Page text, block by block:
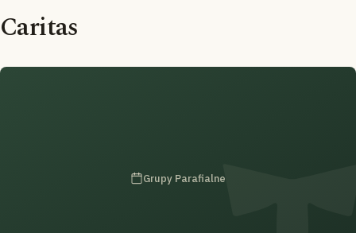
Caritas
Grupy Parafialne